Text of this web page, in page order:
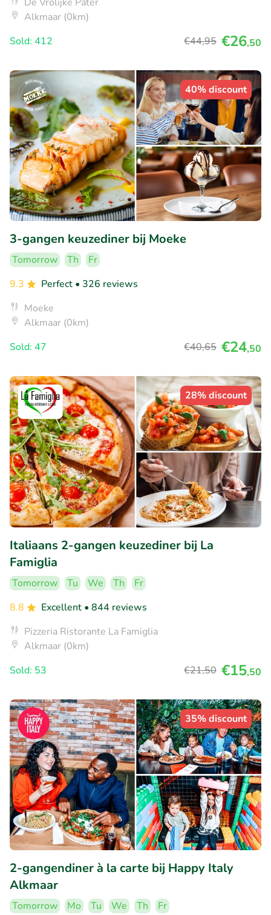
Alkmaar (0km)
Sold: 412
€44,95 €26,50
40% discount
3-gangen keuzediner bij Moeke
Tomorrow Th
Fr
9.3
Perfect • 326 reviews
Moeke
Alkmaar (0km)
Sold: 47
€40,65 €24,50
28% discount
Italiaans 2-gangen keuzediner bij La
Famiglia
Tomorrow Tu We Th
Fr
8.8
Excellent • 844 reviews
Pizzeria Ristorante La Famiglia
Alkmaar (0km)
Sold: 53
€21,50 €15,50
35% discount
2-gangendiner à la carte bij Happy Italy
Alkmaar
Tomorrow Mo Tu We Th
Fr